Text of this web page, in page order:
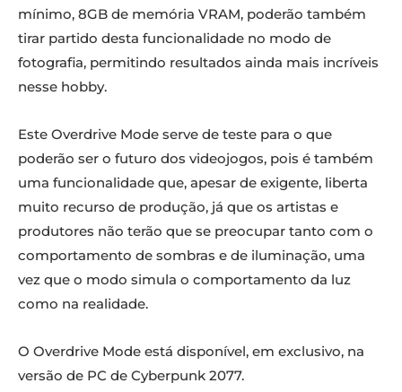
mínimo, 8GB de memória VRAM, poderão também
tirar partido desta funcionalidade no modo de
fotografia, permitindo resultados ainda mais incríveis
nesse hobby.
Este Overdrive Mode serve de teste para o que
poderão ser o futuro dos videojogos, pois é também
uma funcionalidade que, apesar de exigente, liberta
muito recurso de produção, já que os artistas e
produtores não terão que se preocupar tanto com o
comportamento de sombras e de iluminação, uma
vez que o modo simula o comportamento da luz
como na realidade.
O Overdrive Mode está disponível, em exclusivo, na
versão de PC de Cyberpunk 2077.